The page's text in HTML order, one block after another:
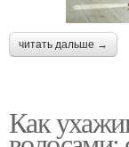
читать дальше →
Как